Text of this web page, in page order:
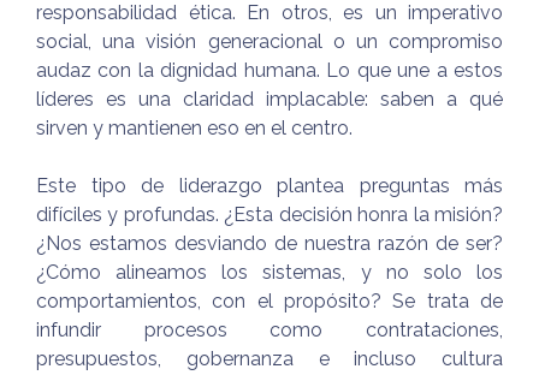
responsabilidad ética. En otros, es un imperativo
social, una visión generacional o un compromiso
audaz con la dignidad humana. Lo que une a estos
líderes es una claridad implacable: saben a qué
sirven y mantienen eso en el centro.
Este tipo de liderazgo plantea preguntas más
difíciles y profundas. ¿Esta decisión honra la misión?
¿Nos estamos desviando de nuestra razón de ser?
¿Cómo alineamos los sistemas, y no solo los
comportamientos, con el propósito? Se trata de
infundir procesos como contrataciones,
presupuestos, gobernanza e incluso cultura